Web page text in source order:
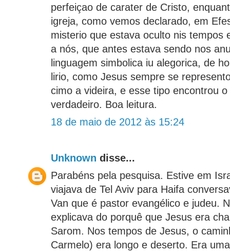
perfeiçao de carater de Cristo,
igreja, como vemos declarado, em
misterio que estava oculto nis tempos
a nós, que antes estava sendo nos
linguagem simbolica iu alegorica, de
lirio, como Jesus sempre se
cimo a videira, e esse tipo encontrou
verdadeiro. Boa leitura.
18 de maio de 2012 às 15:24
Unknown disse...
Parabéns pela pesquisa. Estive em
viajava de Tel Aviv para Haifa
Van que é pastor evangélico e judeu.
explicava do porquê que Jesus era
Sarom. Nos tempos de Jesus, o
Carmelo) era longo e deserto. Era